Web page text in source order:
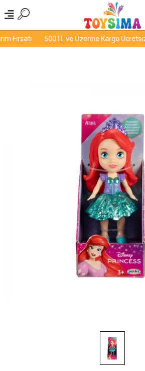
Fırsatı 500TL ve Üzerine Kargo Ücretsiz!